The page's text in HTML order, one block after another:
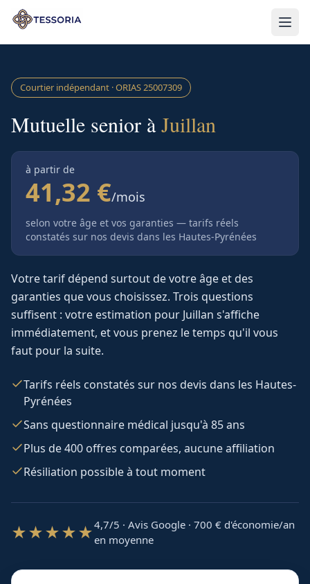
Aller au contenu principal
Courtier indépendant · ORIAS25007309
Mutuelle senior àJuillan
à partir de
41,32 €/mois
selon votre âge et vos garanties — tarifs réels
constatés sur nos devis dans les Hautes-Pyrénées
Votre tarif dépend surtout de votre âge et des
garanties que vous choisissez. Trois questions
suffisent : votre estimation pour Juillan s'affiche
immédiatement, et vous prenez le temps qu'il vous
faut pour la suite.
Tarifs réels constatés sur nos devis dans les Hautes-
Pyrénées
Sans questionnaire médical jusqu'à 85 ans
Plus de 400 offres comparées, aucune affiliation
Résiliation possible à tout moment
★★★★★4,7/5 · Avis Google · 700 € d'économie/an
en moyenne